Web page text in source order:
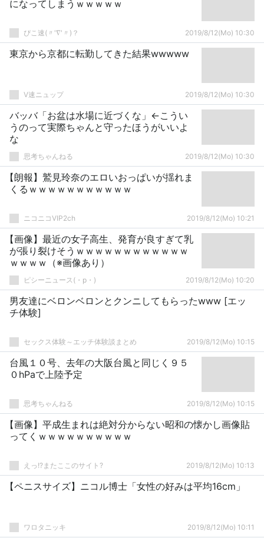
になってしまうｗｗｗｗｗ
ぴこ速(〃'∇'〃)？ 2019/8/12(Mo) 10:30
東京から京都に転勤してきた結果wwwww
V速ニュップ 2019/8/12(Mo) 10:30
バッバ「お盆は水場に近づくな」←こうい
うのって実際ちゃんと守ったほうがいいよ
な
思考ちゃんねる 2019/8/12(Mo) 10:30
【朗報】鷲見玲奈のエロいおっぱいが揺れま
くるｗｗｗｗｗｗｗｗｗｗｗ
ニコニコVIP2ch 2019/8/12(Mo) 10:21
【画像】最近の女子高生、発育が良すぎて乳
が張り裂けそうｗｗｗｗｗｗｗｗｗｗｗｗ
ｗｗｗｗ（※画像あり）
ピシーニュース(・p・)ゞ 2019/8/12(Mo) 10:20
男友達にベロンベロンとクンニしてもらったwww [エッ
チ体験]
セックス体験～エッチ体験談まとめ 2019/8/12(Mo) 10:15
台風１０号、去年の大阪台風と同じく９５
０hPaで上陸予定
思考ちゃんねる 2019/8/12(Mo) 10:15
【画像】平成生まれは絶対分からない昭和の懐かし画像貼
ってくｗｗｗｗｗｗｗｗｗｗ
えっ!?またここのサイト? 2019/8/12(Mo) 10:13
【ペニスサイズ】ニコル博士「女性の好みは平均16cm」
ワロタニッキ 2019/8/12(Mo) 10:11